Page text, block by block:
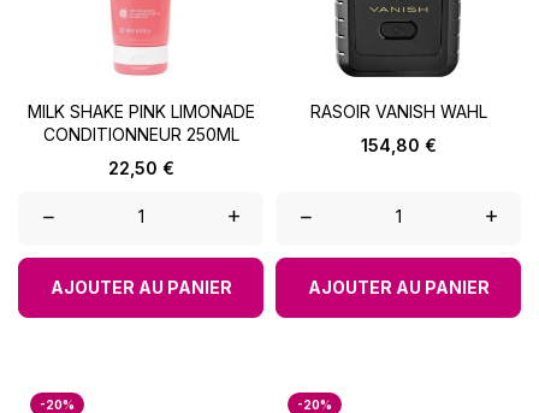
MILK SHAKE PINK LIMONADE
CONDITIONNEUR 250ML
Prix
22,50 €
– +
AJOUTER AU PANIER
RASOIR VANISH WAHL
Prix
154,80 €
– +
AJOUTER AU PANIER
-20% -20%